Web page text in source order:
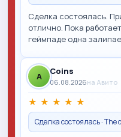
Сделка состоялась.
отлично. Пока
геймпаде одна
A Coins
06.08.2026на Авито
★ ★ ★ ★ ★
Сделка состоялась · The